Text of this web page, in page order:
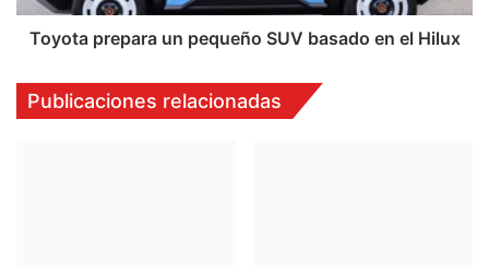
Hilux
Toyota prepara un pequeño SUV basado en el Hilux
Publicaciones relacionadas